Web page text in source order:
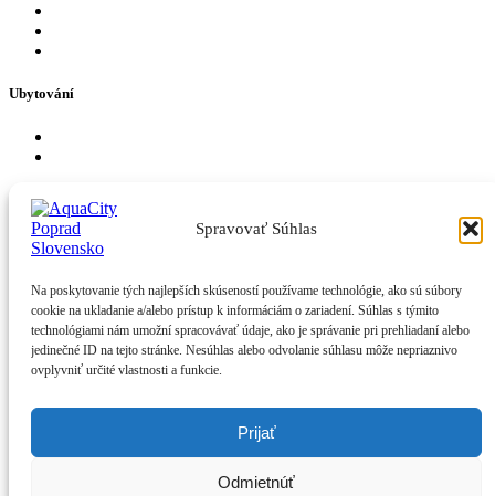
Spravovať Súhlas
Na poskytovanie tých najlepších skúseností používame technológie, ako sú súbory
cookie na ukladanie a/alebo prístup k informáciám o zariadení. Súhlas s týmito
technológiami nám umožní spracovávať údaje, ako je správanie pri prehliadaní alebo
jedinečné ID na tejto stránke. Nesúhlas alebo odvolanie súhlasu môže nepriaznivo
ovplyvniť určité vlastnosti a funkcie.
Prijať
Odmietnúť
Ubytování
Zážitky
Bazény
Fire & Water Wellness & Spa
Pro děti
Zábava a atrakce
Tobogány a skluzavky
Jiné
Naši partneři
Instagram